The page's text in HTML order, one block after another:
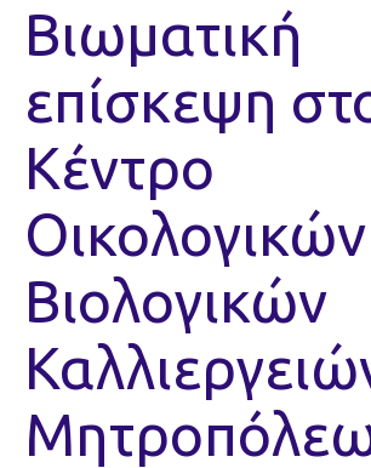
Βιωματική
επίσκεψη
Κέντρο
Οικολογικών
Βιολογικών